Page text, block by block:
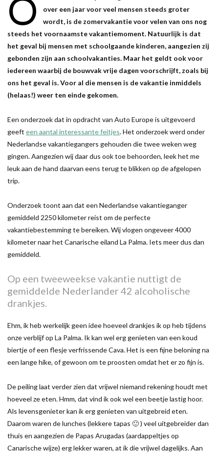
O
over een jaar voor veel mensen steeds groter
wordt, is de zomervakantie voor velen van ons nog
steeds het voornaamste vakantiemoment. Natuurlijk is dat
het geval bij mensen met schoolgaande kinderen, aangezien zij
gebonden zijn aan schoolvakanties. Maar het geldt ook voor
iedereen waarbij de bouwvak vrije dagen voorschrijft, zoals bij
ons het geval is. Voor al die mensen is de vakantie inmiddels
(helaas!) weer ten einde gekomen.
Een onderzoek dat in opdracht van Auto Europe is uitgevoerd
geeft een aantal interessante feitjes. Het onderzoek werd onder
Nederlandse vakantiegangers gehouden die twee weken weg
gingen. Aangezien wij daar dus ook toe behoorden, leek het me
leuk aan de hand daarvan eens terug te blikken op de afgelopen
trip.
Onderzoek toont aan dat een Nederlandse vakantieganger
gemiddeld 2250 kilometer reist om de perfecte
vakantiebestemming te bereiken. Wij vlogen ongeveer 4000
kilometer naar het Canarische eiland La Palma. Iets meer dus dan
gemiddeld.
Op een tweeweekse vakantie nuttigt de
gemiddelde Nederlander 42 alcoholische
drankjes.
Ehm, ik heb werkelijk geen idee hoeveel drankjes ik op heb tijdens
onze verblijf op La Palma. Ik kan wel erg genieten van een koud
biertje of een flesje verfrissende Cava. Het is een fijne beloning na
een lange hike, of gewoon om te proosten omdat het er zo fijn is.
De peiling laat verder zien dat vrijwel niemand rekening houdt met
hoeveel ze eten. Hmm, dat vind ik ook wel een beetje lastig hoor.
Als levensgenieter kan ik erg genieten van uitgebreid eten.
Daarom waren de lunches (lekkere tapas 🙂 ) veel uitgebreider dan
thuis en aangezien de Papas Arugadas (aardappeltjes op
Canarische wijze) erg lekker waren, at ik die vrijwel dagelijks. Aan